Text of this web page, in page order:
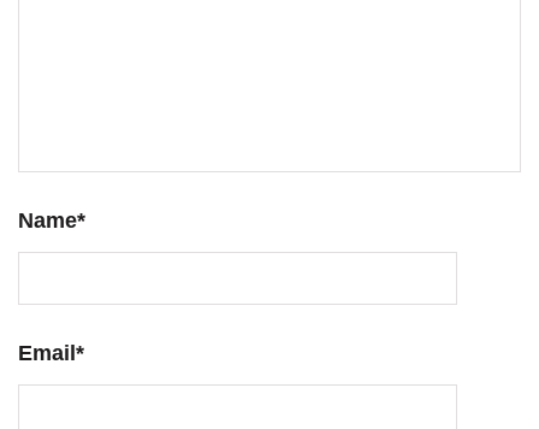
Name*
Email*